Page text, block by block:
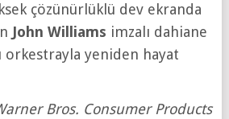
çözünürlüklü dev ekranda
John Williams imzalı dahiane
orkestrayla yeniden hayat
Bros. Consumer Products